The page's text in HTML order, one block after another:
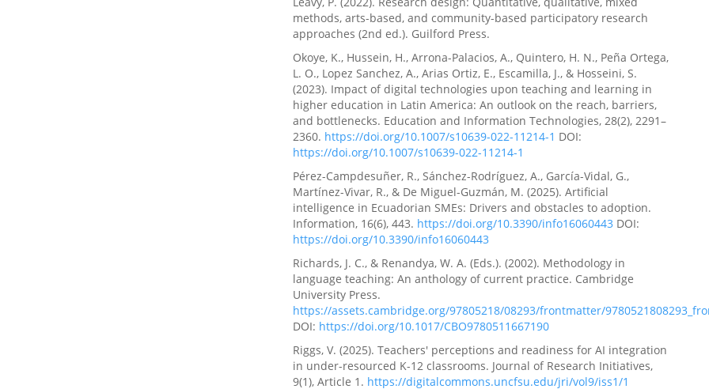
methods, arts-based, and community-based participatory research
approaches (2nd ed.). Guilford Press.
Okoye, K., Hussein, H., Arrona-Palacios, A., Quintero, H. N., Peña Ortega,
L. O., Lopez Sanchez, A., Arias Ortiz, E., Escamilla, J., & Hosseini, S.
(2023). Impact of digital technologies upon teaching and learning in
higher education in Latin America: An outlook on the reach, barriers,
and bottlenecks. Education and Information Technologies, 28(2), 2291–
2360. https://doi.org/10.1007/s10639-022-11214-1 DOI:
https://doi.org/10.1007/s10639-022-11214-1
Pérez-Campdesuñer, R., Sánchez-Rodríguez, A., García-Vidal, G.,
Martínez-Vivar, R., & De Miguel-Guzmán, M. (2025). Artificial
intelligence in Ecuadorian SMEs: Drivers and obstacles to adoption.
Information, 16(6), 443. https://doi.org/10.3390/info16060443 DOI:
https://doi.org/10.3390/info16060443
Richards, J. C., & Renandya, W. A. (Eds.). (2002). Methodology in
language teaching: An anthology of current practice. Cambridge
University Press.
https://assets.cambridge.org/97805218/08293/frontmatter/
DOI: https://doi.org/10.1017/CBO9780511667190
Riggs, V. (2025). Teachers' perceptions and readiness for AI integration
in under-resourced K-12 classrooms. Journal of Research Initiatives,
9(1), Article 1. https://digitalcommons.uncfsu.edu/jri/vol9/iss1/1